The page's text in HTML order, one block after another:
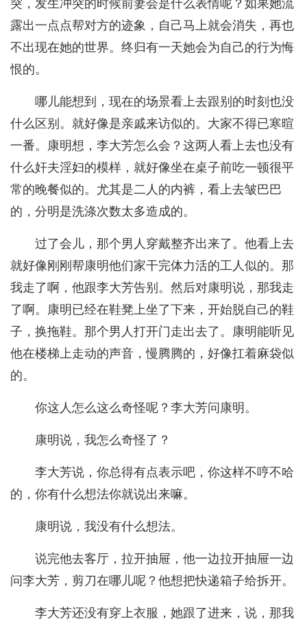
突，发生冲突的时候前妻会是什么表情呢？如果她流
露出一点点帮对方的迹象，自己马上就会消失，再也
不出现在她的世界。终归有一天她会为自己的行为悔
恨的。
哪儿能想到，现在的场景看上去跟别的时刻也没
什么区别。就好像是亲戚来访似的。大家不得已寒暄
一番。康明想，李大芳怎么会？这两人看上去也没有
什么奸夫淫妇的模样，就好像坐在桌子前吃一顿很平
常的晚餐似的。尤其是二人的内裤，看上去皱巴巴
的，分明是洗涤次数太多造成的。
过了会儿，那个男人穿戴整齐出来了。他看上去
就好像刚刚帮康明他们家干完体力活的工人似的。那
我走了啊，他跟李大芳告别。然后对康明说，那我走
了啊。康明已经在鞋凳上坐了下来，开始脱自己的鞋
子，换拖鞋。那个男人打开门走出去了。康明能听见
他在楼梯上走动的声音，慢腾腾的，好像扛着麻袋似
的。
你这人怎么这么奇怪呢？李大芳问康明。
康明说，我怎么奇怪了？
李大芳说，你总得有点表示吧，你这样不哼不哈
的，你有什么想法你就说出来嘛。
康明说，我没有什么想法。
说完他去客厅，拉开抽屉，他一边拉开抽屉一边
问李大芳，剪刀在哪儿呢？他想把快递箱子给拆开。
李大芳还没有穿上衣服，她跟了进来，说，那我